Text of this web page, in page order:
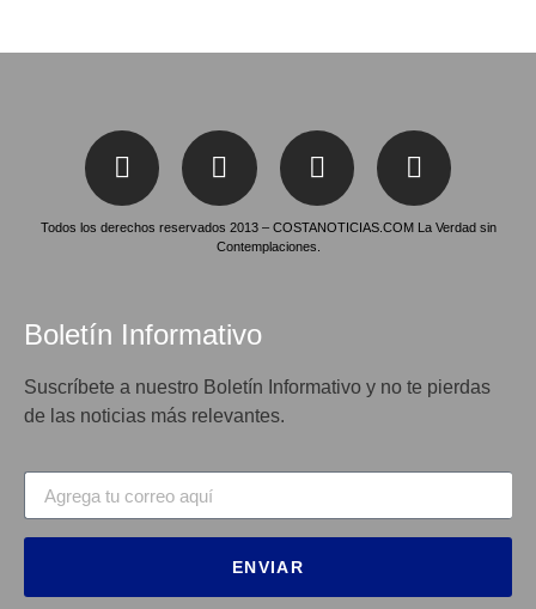
Todos los derechos reservados 2013 – COSTANOTICIAS.COM La Verdad sin
Contemplaciones.
Boletín Informativo
Suscríbete a nuestro Boletín Informativo y no te pierdas
de las noticias más relevantes.
ENVIAR